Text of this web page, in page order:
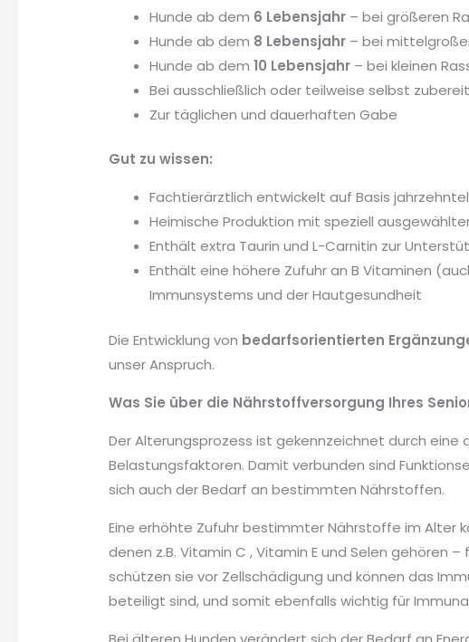
Hunde ab dem 6 Lebensjahr – bei größeren
Hunde ab dem 8 Lebensjahr – bei
Hunde ab dem10 Lebensjahr – bei kleinen
Bei ausschließlich oder teilweise selbst
Zur täglichen und dauerhaften Gabe
Gut zu wissen:
Fachtierärztlich entwickelt auf Basis
Heimische Produktion mit speziell
Enthält extra Taurin und L-Carnitin zur
Enthält eine höhere Zufuhr an B Vitaminen
Immunsystems und der Hautgesundheit
Die Entwicklung von bedarfsorientierten
unser Anspruch.
Was Sie über die Nährstoffversorgung Ihres
Der Alterungsprozess ist gekennzeichnet durch
Belastungsfaktoren. Damit verbunden sind
sich auch der Bedarf an bestimmten Nährstoffen.
Eine erhöhte Zufuhr bestimmter Nährstoffe im Alter
denen z.B. Vitamin C , Vitamin E und Selen
schützen sie vor Zellschädigung und können das
beteiligt sind, und somit ebenfalls wichtig für